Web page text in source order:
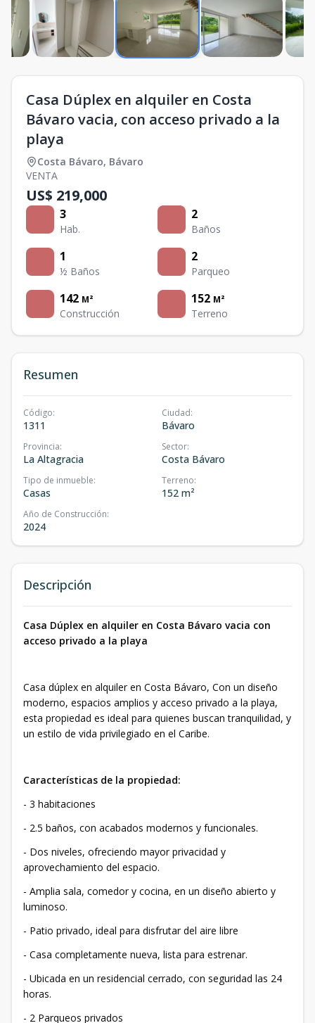
Casa Dúplex en alquiler en Costa
Bávaro vacia, con acceso privado a la
playa
Costa Bávaro, Bávaro
VENTA
US$ 219,000
3
Hab.
2
Baños
1
½ Baños
2
Parqueo
142 M²
Construcción
152 M²
Terreno
Resumen
Código:
1311
Ciudad:
Bávaro
Provincia:
La Altagracia
Sector:
Costa Bávaro
Tipo de inmueble:
Casas
Terreno:
152 m²
Año de Construcción:
2024
Descripción
Casa Dúplex en alquiler en Costa Bávaro vacia con
acceso privado a la playa
Casa dúplex en alquiler en Costa Bávaro, Con un diseño
moderno, espacios amplios y acceso privado a la playa,
esta propiedad es ideal para quienes buscan tranquilidad, y
un estilo de vida privilegiado en el Caribe.
Características de la propiedad:
- 3 habitaciones
- 2.5 baños, con acabados modernos y funcionales.
- Dos niveles, ofreciendo mayor privacidad y
aprovechamiento del espacio.
- Amplia sala, comedor y cocina, en un diseño abierto y
luminoso.
- Patio privado, ideal para disfrutar del aire libre
- Casa completamente nueva, lista para estrenar.
- Ubicada en un residencial cerrado, con seguridad las 24
horas.
- 2 Parqueos privados